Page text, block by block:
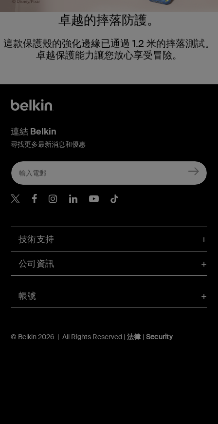
卓越的摔落防護。
這款保護殼的強化邊緣已通過 1.2 米的摔落測試。
卓越保護能力讓您放心享受冒險。
帳號
技術支持
公司資訊
© Belkin 2026 | All Rights Reserved | 法律 | Security
連結 Belkin
尋找更多最新消息和優惠
Belkin Twitter
Belkin Hong Kong
Belkin Instagram
Belkin Hong Kong
Belkin Youtube
Belkin TikTok